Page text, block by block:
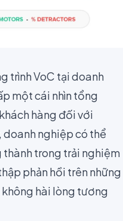
trình VoC tại doanh
một cái nhìn tổng
hàng đối với
doanh nghiệp có thể
thànhtrong trải nghiệm
phản hồi trên những
hài lòng tương